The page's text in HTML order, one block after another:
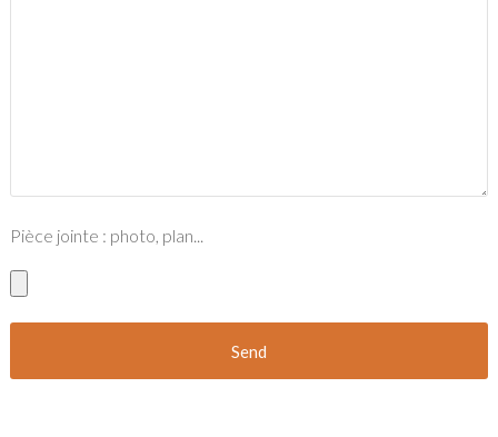
Pièce jointe : photo, plan...